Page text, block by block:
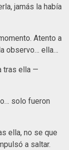
jamás la había
Atento a
observo… ella…
tras ella —
solo fueron
ella, no se que
a saltar.